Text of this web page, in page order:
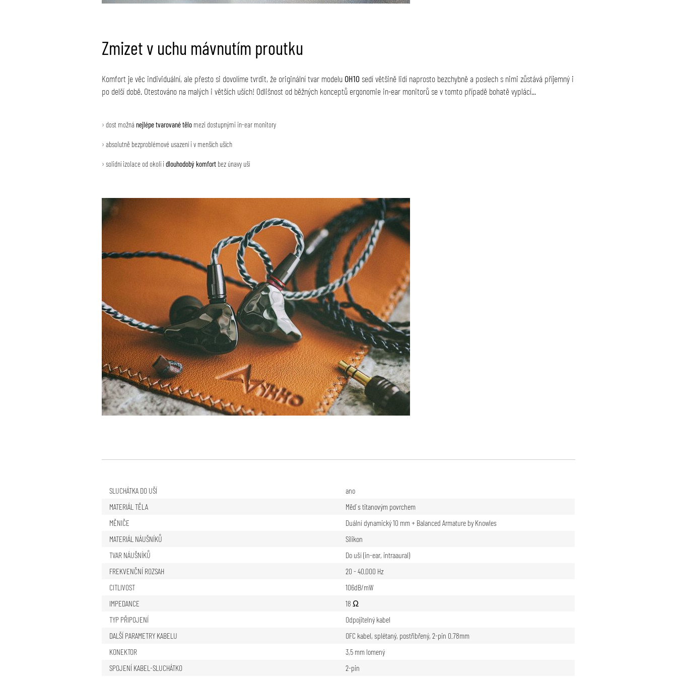
Zmizet v uchu mávnutím proutku
Komfort je věc individuální, ale přesto si dovolíme tvrdit, že originální tvar modelu OH10 sedí většině lidí naprosto bezchybně a poslech s nimi zůstává příjemný i
po delší době. Otestováno na malých i větších uších! Odlišnost od běžných konceptů ergonomie in-ear monitorů se v tomto případě bohatě vyplácí...
› dost možná nejlépe tvarované tělo mezi dostupnými in-ear monitory
› absolutně bezproblémové usazení i v menších uších
› solidní izolace od okolí i dlouhodobý komfort bez únavy uší
SLUCHÁTKA DO UŠÍ
ano
MATERIÁL TĚLA
Měď s titanovým povrchem
MĚNIČE
Duální dynamický 10 mm + Balanced Armature by Knowles
MATERIÁL NÁUŠNÍKŮ
Silikon
TVAR NÁUŠNÍKŮ
Do uší (in-ear, intraaural)
FREKVENČNÍ ROZSAH
20 - 40.000 Hz
CITLIVOST
106dB/mW
IMPEDANCE
18 Ω
TYP PŘIPOJENÍ
Odpojitelný kabel
DALŠÍ PARAMETRY KABELU
OFC kabel, splétaný, postříbřený, 2-pin 0.78mm
KONEKTOR
3,5 mm lomený
SPOJENÍ KABEL-SLUCHÁTKO
2-pin